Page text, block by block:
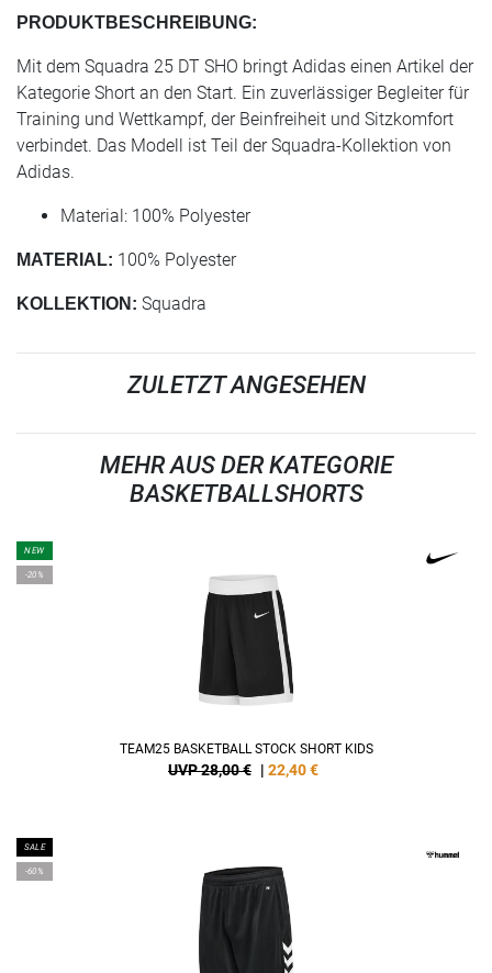
PRODUKTBESCHREIBUNG:
Mit dem Squadra 25 DT SHO bringt Adidas einen Artikel der
Kategorie Short an den Start. Ein zuverlässiger Begleiter für
Training und Wettkampf, der Beinfreiheit und Sitzkomfort
verbindet. Das Modell ist Teil der Squadra-Kollektion von
Adidas.
Material: 100% Polyester
MATERIAL: 100% Polyester
KOLLEKTION: Squadra
ZULETZT ANGESEHEN
MEHR AUS DER KATEGORIE
BASKETBALLSHORTS
NEW
-20%
TEAM25 BASKETBALL STOCK SHORT KIDS
UVP 28,00 € | 22,40€
SALE
-60%